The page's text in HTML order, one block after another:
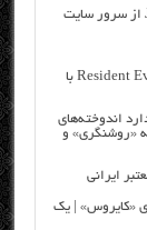
دانلود رایگان فیلم خارجی Resident Evil The Final Chapter 2017 با
اندوخته‌های
«روشنگری» و
«کایروس» | یک